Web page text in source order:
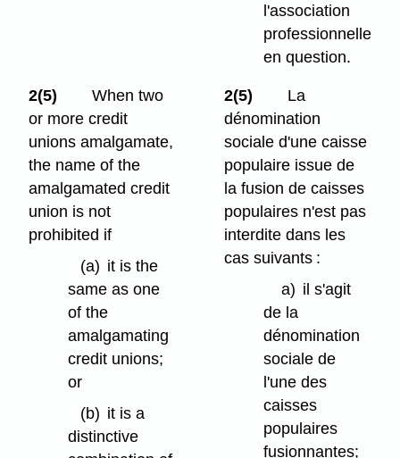
l'association
professionnelle
en question.
2(5)
When two
or more credit
unions amalgamate,
the name of the
amalgamated credit
union is not
prohibited if
(a) it is the
same as one
of the
amalgamating
credit unions;
or
(b) it is a
distinctive
2(5)
La
dénomination
sociale d'une caisse
populaire issue de
la fusion de caisses
populaires n'est pas
interdite dans les
cas suivants :
a) il s'agit
de la
dénomination
sociale de
l'une des
caisses
populaires
fusionnantes;